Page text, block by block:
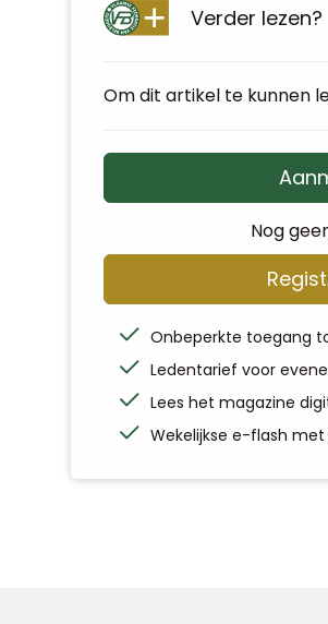
Verder lezen?
Om dit artikel te kunnen
Nog
Onbeperkte toegang
Ledentarief voor
Lees het magazine
Wekelijkse e-flash met